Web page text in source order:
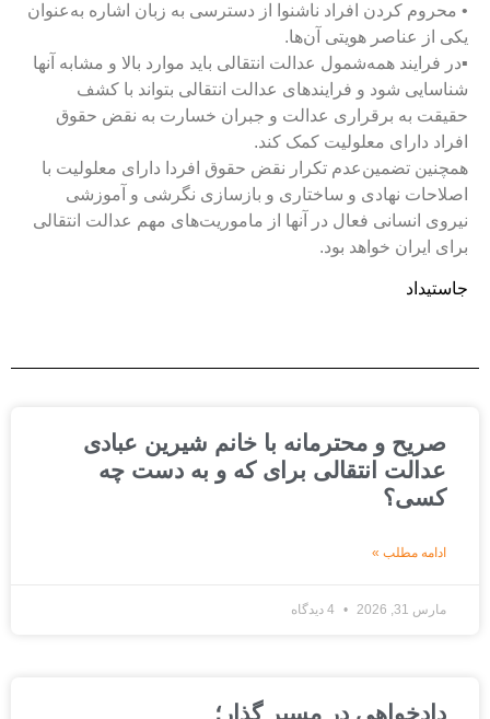
محروم کردن افراد ناشنوا از دسترسی به زبان اشاره به‌عنوان
از عناصر هویتی آن‌ها.
فرایند همه‌شمول عدالت انتقالی باید موارد بالا و مشابه آنها
شود و فرایندهای عدالت انتقالی بتواند با کشف
به برقراری عدالت و جبران خسارت به نقض حقوق
دارای معلولیت کمک کند.
تضمین‌عدم تکرار نقض حقوق افردا دارای معلولیت با
نهادی و ساختاری و بازسازی نگرشی و آموزشی
انسانی فعال در آنها از ماموریت‌های مهم عدالت انتقالی
ایران خواهد بود.
صریح و محترمانه با خانم شیرین عبادی
عدالت انتقالی برای که و به دست چه
کسی؟
ادامه مطلب »
مارس 31, 2026 4 دیدگاه
دادخواهی در مسیر گذار؛